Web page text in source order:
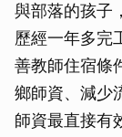
與部落的孩子
歷經一年多完
善教師住宿條
鄉師資、減少
師資最直接有